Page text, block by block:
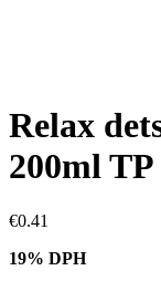
Relax
200ml
€0.41
19% DPH